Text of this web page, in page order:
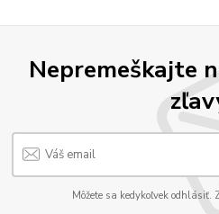
Nepremeškajte
Môžete sa kedykoľvek